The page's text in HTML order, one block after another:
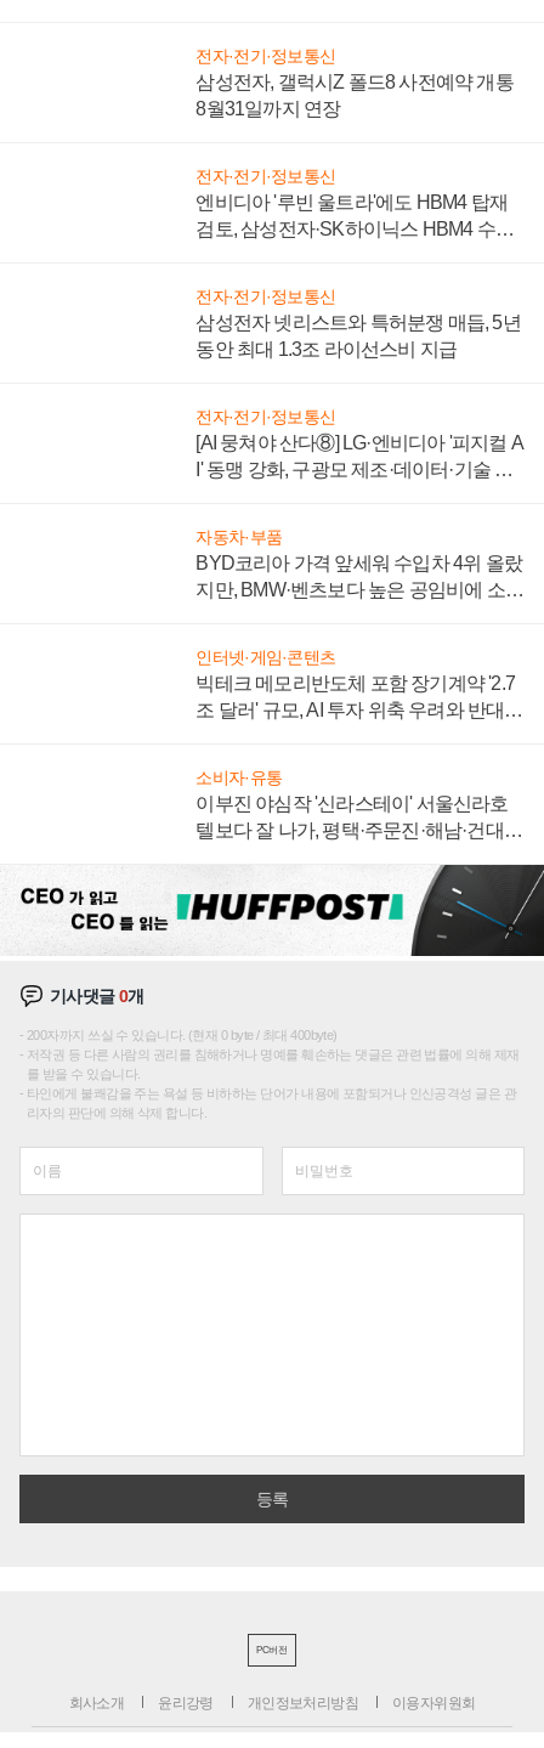
전자·전기·정보통신
삼성전자, 갤럭시Z 폴드8 사전예약 개통
8월31일까지 연장
전자·전기·정보통신
엔비디아 '루빈 울트라'에도 HBM4 탑재
검토, 삼성전자·SK하이닉스 HBM4 수율
전자·전기·정보통신
삼성전자 넷리스트와 특허분쟁 매듭, 5년
동안 최대 1.3조 라이선스비 지급
전자·전기·정보통신
[AI 뭉쳐야 산다⑧] LG·엔비디아 '피지컬 A
I' 동맹 강화, 구광모 제조·데이터·기술 결
자동차·부품
BYD코리아 가격 앞세워 수입차 4위 올랐
지만, BMW·벤츠보다 높은 공임비에 소비
인터넷·게임·콘텐츠
빅테크 메모리반도체 포함 장기계약 '2.7
조 달러' 규모, AI 투자 위축 우려와 반대
소비자·유통
이부진 야심작 '신라스테이' 서울신라호
텔보다 잘 나가, 평택·주문진·해남·건대로
기사댓글0개
200자까지 쓰실 수 있습니다. (현재 0 byte / 최대 400byte)
저작권 등 다른 사람의 권리를 침해하거나 명예를 훼손하는 댓글은 관련 법률에 의해 제재
를 받을 수 있습니다.
타인에게 불쾌감을 주는 욕설 등 비하하는 단어가 내용에 포함되거나 인신공격성 글은 관
리자의 판단에 의해 삭제 합니다.
PC버전
회사소개 윤리강령 개인정보처리방침 이용자위원회